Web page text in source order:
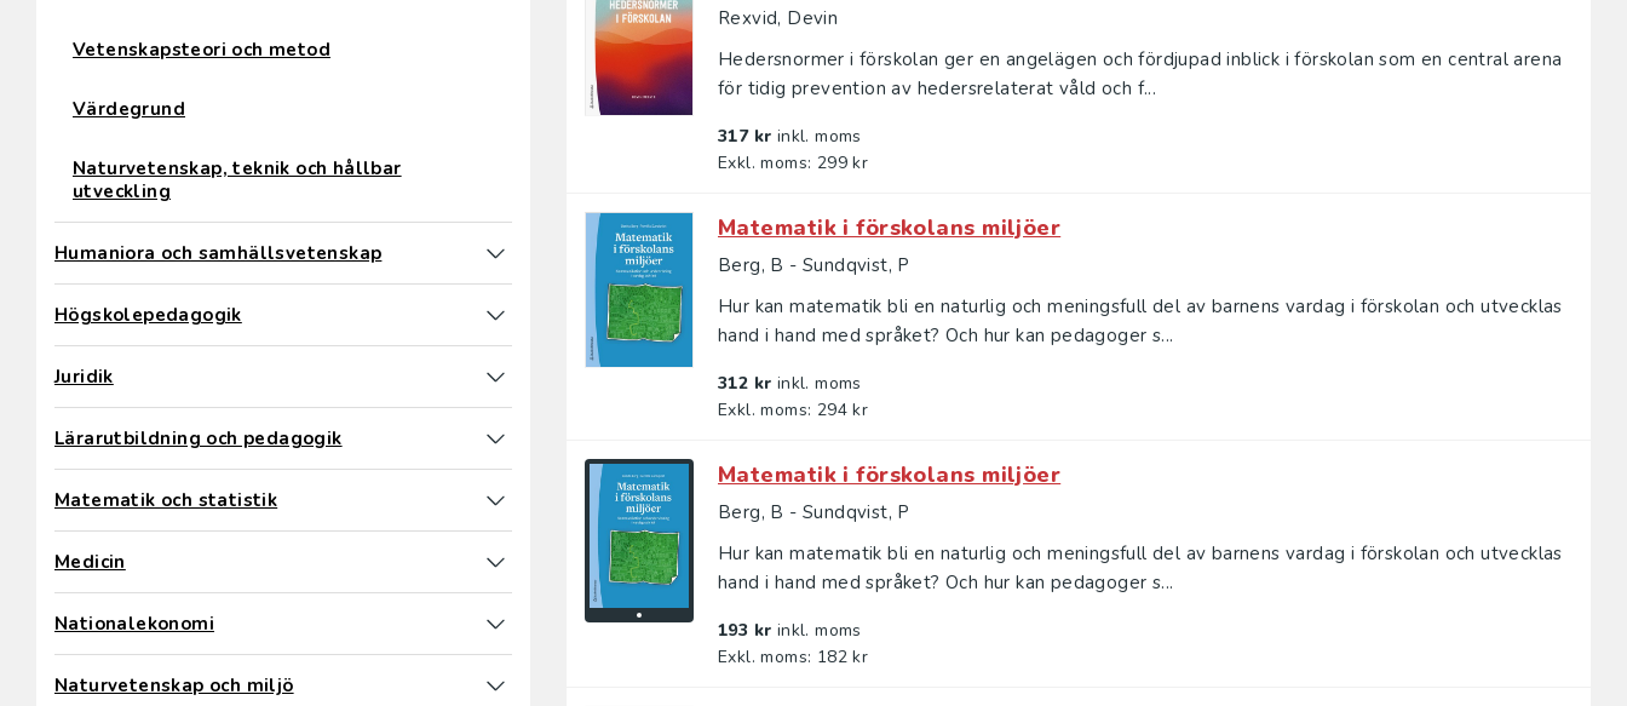
Vetenskapsteori och metod
Värdegrund
Naturvetenskap, teknik och hållbar
utveckling
Humaniora och samhällsvetenskap
Högskolepedagogik
Juridik
Lärarutbildning och pedagogik
Matematik och statistik
Medicin
Nationalekonomi
Naturvetenskap och miljö
Rexvid, Devin
Hedersnormer i förskolan ger en angelägen och fördjupad inblick i förskolan som en central arena
för tidig prevention av hedersrelaterat våld och f...
317 kr inkl. moms
Exkl. moms: 299 kr
Matematik i förskolans miljöer
Berg, B - Sundqvist, P
Hur kan matematik bli en naturlig och meningsfull del av ­barnens vardag i förskolan och utvecklas
hand i hand med språket? Och hur kan pedagoger s...
312 kr inkl. moms
Exkl. moms: 294 kr
Matematik i förskolans miljöer
Berg, B - Sundqvist, P
Hur kan matematik bli en naturlig och meningsfull del av ­barnens vardag i förskolan och utvecklas
hand i hand med språket? Och hur kan pedagoger s...
193 kr inkl. moms
Exkl. moms: 182 kr